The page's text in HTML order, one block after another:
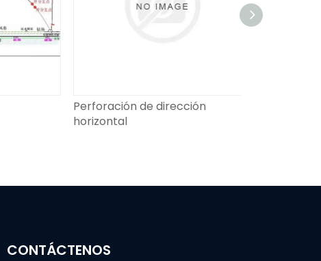
Perforación de dirección
horizontal
CONTÁCTENOS